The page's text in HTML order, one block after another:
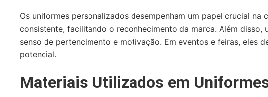
Os uniformes personalizados desempenham um papel crucial
consistente, facilitando o reconhecimento da marca. Além
senso de pertencimento e motivação. Em eventos e feiras, eles
potencial.
Materiais Utilizados em